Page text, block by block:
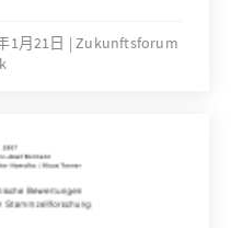
und
„Mehr
hat.
1月21日
Zukunftsforum